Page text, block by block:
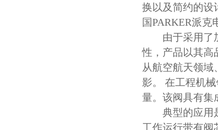
换以及简约的设
国PARKER派
由于采用了加
性，产品以其高
从航空航天领域
影。 在工程机
量。该阀具有集
典型的应用是
工作运行带有阀